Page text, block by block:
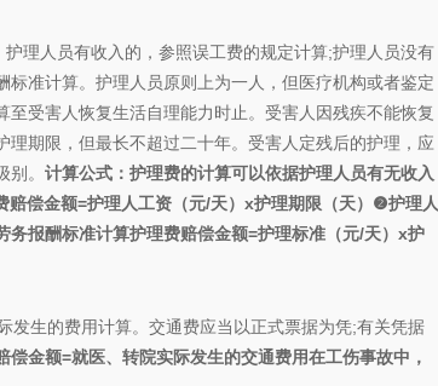
理人员有收入的，参照误工费的规定计算;护理人员没有
准计算。护理人员原则上为一人，但医疗机构或者鉴定
受害人恢复生活自理能力时止。受害人因残疾不能恢复
期限，但最长不超过二十年。受害人定残后的护理，应
。 计算公式：护理费的计算可以依据护理人员有无收入
赔偿金额=护理人工资（元/天）x护理期限（天） ❷护理人
务报酬标准计算护理费赔偿金额=护理标准（元/天）x护
生的费用计算。交通费应当以正式票据为凭;有关凭据
偿金额=就医、转院实际发生的交通费用在工伤事故中，